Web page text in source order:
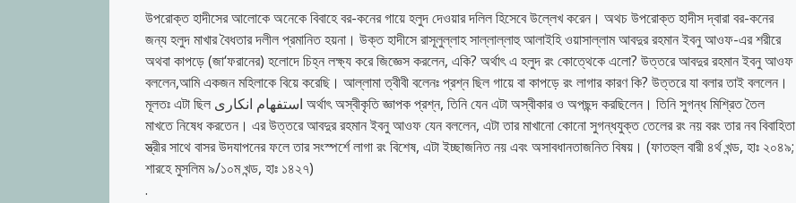
উপরোক্ত হাদীসের আলোকে অনেকে বিবাহে বর-কনের গায়ে হলুদ দেওয়ার দলিল হিসেবে উল্লেখ করেন। অথচ উপরোক্ত হাদীস দ্বারা বর-কনের
জন্য হলুদ মাখার বৈধতার দলীল প্রমানিত হয়না। উক্ত হাদীসে রাসূলুল্লাহ সাল্লাল্লাহু আলাইহি ওয়াসাল্লাম আবদুর রহমান ইবনু আওফ-এর শরীরে
অথবা কাপড়ে (জা‘ফরানের) হলোদে চিহ্ন লক্ষ্য করে জিজ্ঞেস করলেন, একি? অর্থাৎ এ হলুদ রং কোত্থেকে এলো? উত্তরে আবদুর রহমান ইবনু আওফ
বললেন,আমি একজন মহিলাকে বিয়ে করেছি। আল্লামা ত্বীবী বলেনঃ প্রশ্ন ছিল গায়ে বা কাপড়ে রং লাগার কারণ কি? উত্তরে যা বলার তাই বললেন।
মূলতঃ এটা ছিল استفهام انكارى অর্থাৎ অস্বীকৃতি জ্ঞাপক প্রশ্ন, তিনি যেন এটা অস্বীকার ও অপছন্দ করছিলেন। তিনি সুগন্ধ মিশ্রিত তৈল
মাখতে নিষেধ করতেন। এর উত্তরে আবদুর রহমান ইবনু আওফ যেন বললেন, এটা তার মাখানো কোনো সুগন্ধযুক্ত তেলের রং নয় বরং তার নব বিবাহিতা
স্ত্রীর সাথে বাসর উদযাপনের ফলে তার সংস্পর্শে লাগা রং বিশেষ, এটা ইচ্ছাজনিত নয় এবং অসাবধানতাজনিত বিষয়। (ফাতহুল বারী ৪র্থ খন্ড, হাঃ ২০৪৯;
শারহে মুসলিম ৯/১০ম খন্ড, হাঃ ১৪২৭)
.